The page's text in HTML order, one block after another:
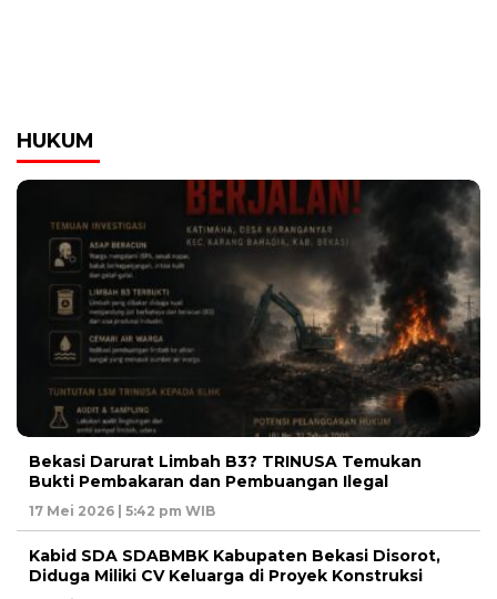
HUKUM
Bekasi Darurat Limbah B3? TRINUSA Temukan
Bukti Pembakaran dan Pembuangan Ilegal
17 Mei 2026 | 5:42 pm WIB
Kabid SDA SDABMBK Kabupaten Bekasi Disorot,
Diduga Miliki CV Keluarga di Proyek Konstruksi